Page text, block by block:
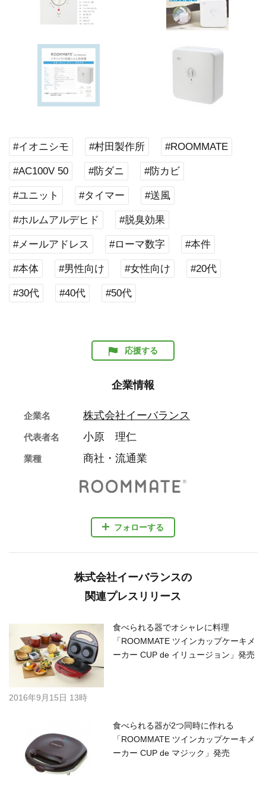
#イオニシモ #村田製作所 #ROOMMATE
#AC100V 50 #防ダニ #防カビ
#ユニット #タイマー #送風
#ホルムアルデヒド #脱臭効果
#メールアドレス #ローマ数字 #本件
#本体 #男性向け #女性向け #20代
#30代 #40代 #50代
応援する
企業情報
フォローする
企業名 株式会社イーバランス
代表者名 小原 理仁
業種 商社・流通業
株式会社イーバランスの
関連プレスリリース
食べられる器でオシャレに料理
「ROOMMATE ツインカップケーキメ
ーカー CUP de イリュージョン」発売
2016年9月15日 13時
食べられる器が2つ同時に作れる
「ROOMMATE ツインカップケーキメ
ーカー CUP de マジック」発売